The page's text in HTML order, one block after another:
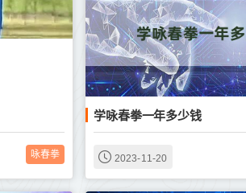
咏春拳
学咏春拳一年多少钱
2023-11-20